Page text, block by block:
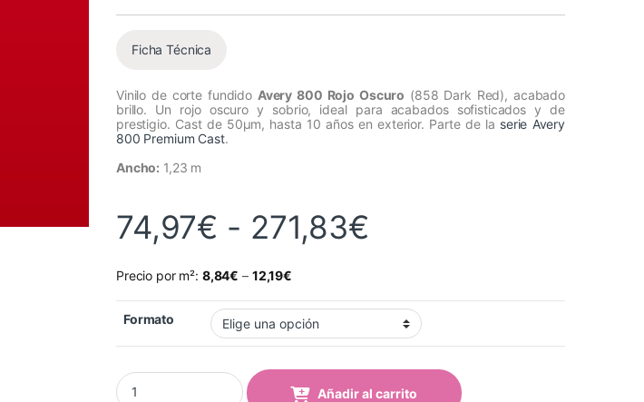
Ficha Técnica
Vinilo de corte fundido Avery 800 Rojo Oscuro (858 Dark Red), acabado
brillo. Un rojo oscuro y sobrio, ideal para acabados sofisticados y de
prestigio. Cast de 50µm, hasta 10 años en exterior. Parte de la serie Avery
800 Premium Cast.
Ancho: 1,23 m
74,97€ - 271,83€
Precio por m²: 8,84€ – 12,19€
Formato
Vinilo Avery 800 Rojo Oscuro (858 Dark Red) quantity
Añadir al carrito